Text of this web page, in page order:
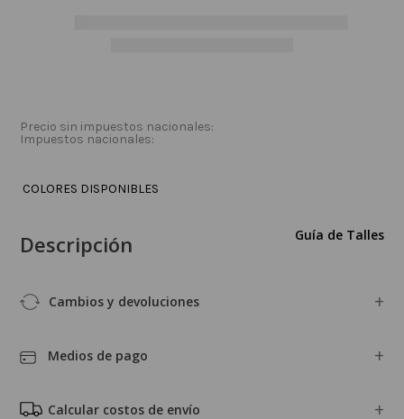
Precio sin impuestos nacionales:
Impuestos nacionales:
COLORES DISPONIBLES
Guía de Talles
Descripción
Cambios y devoluciones
Medios de pago
Calcular costos de envío